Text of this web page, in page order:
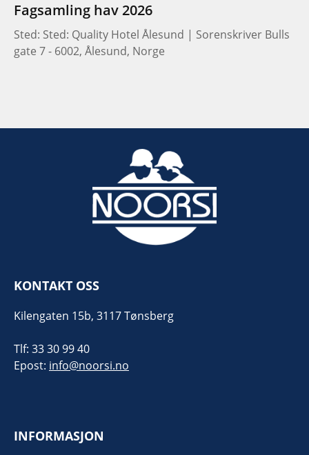
Fagsamling hav 2026
Sted: Sted: Quality Hotel Ålesund | Sorenskriver Bulls
gate 7 - 6002, Ålesund, Norge
KONTAKT OSS
Kilengaten 15b, 3117 Tønsberg
Tlf: 33 30 99 40
Epost: info@noorsi.no
INFORMASJON